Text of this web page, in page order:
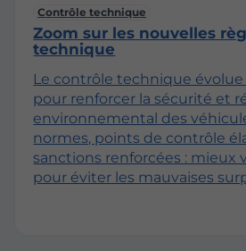
Contrôle technique
Zoom sur les nouvelles
technique
Le contrôle technique
pour renforcer la sécurité et
environnemental des
normes, points de contrôle
sanctions renforcées : mieux
pour éviter les mauvaises